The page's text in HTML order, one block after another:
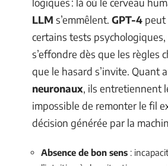
LLM s’emmêlent. GPT-4 peut
certains tests psychologiques,
s’effondre dès que les règles
que le hasard s’invite. Quant
neuronaux, ils entretiennent
impossible de remonter le fil
décision générée par la
Absence de bon sens :